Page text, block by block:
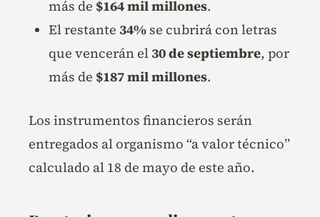
más de $164 mil millones.
El restante 34%se cubrirá con letras
que vencerán el 30 de septiembre, por
más de $187 mil millones.
Los instrumentos financieros serán
entregados al organismo “a valor técnico”
calculado al 18 de mayo de este año.